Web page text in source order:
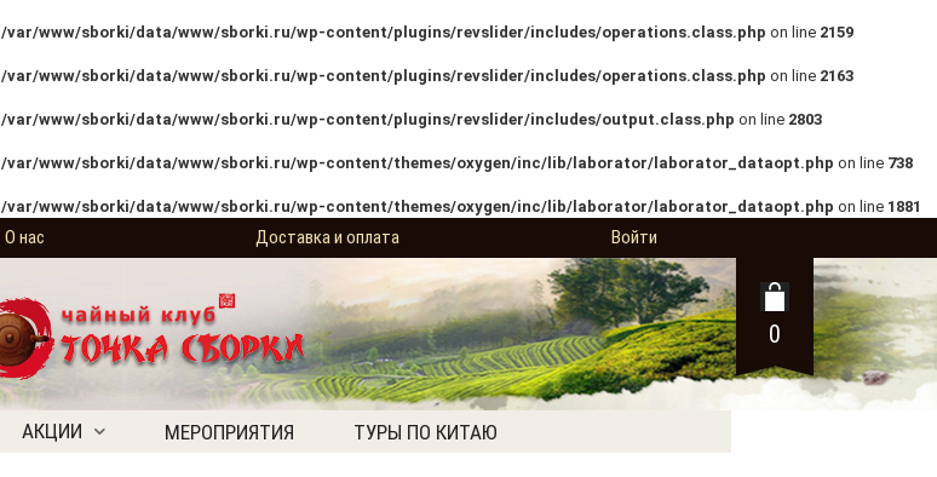
/var/www/sborki/data/www/sborki.ru/wp-content/plugins/revslider/includes/operations.class.php on line 2159
/var/www/sborki/data/www/sborki.ru/wp-content/plugins/revslider/includes/operations.class.php on line 2163
/var/www/sborki/data/www/sborki.ru/wp-content/plugins/revslider/includes/output.class.php on line 2803
/var/www/sborki/data/www/sborki.ru/wp-content/themes/oxygen/inc/lib/laborator/laborator_dataopt.php on line 738
/var/www/sborki/data/www/sborki.ru/wp-content/themes/oxygen/inc/lib/laborator/laborator_dataopt.php on line 1881
О нас Доставка и оплата Войти
АКЦИИ МЕРОПРИЯТИЯ ТУРЫ ПО КИТАЮ
0